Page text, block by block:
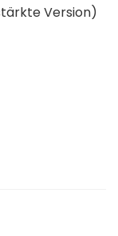
Version)